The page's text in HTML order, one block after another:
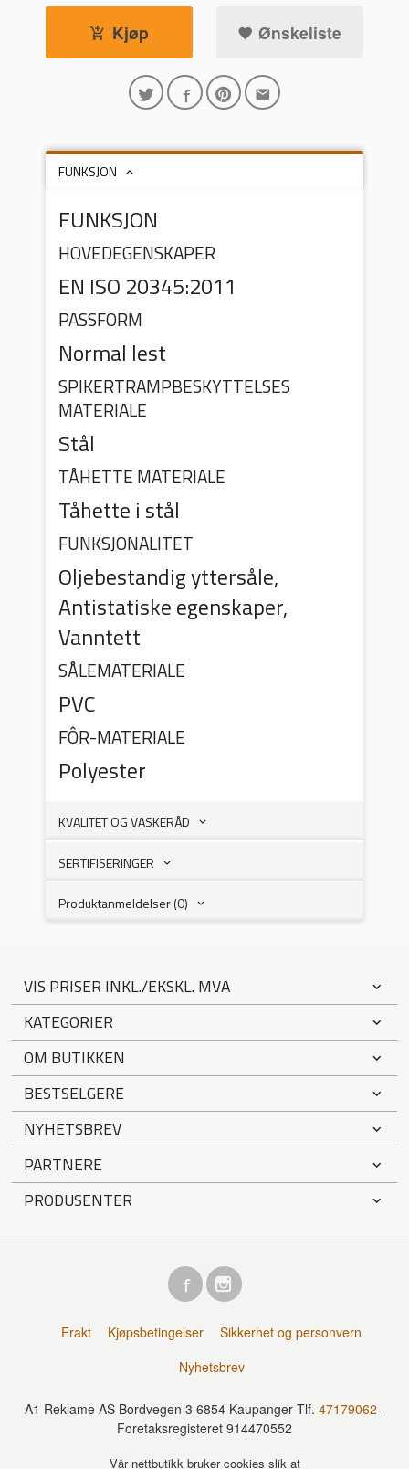
Kjøp Ønskeliste
FUNKSJON
FUNKSJON
HOVEDEGENSKAPER
EN ISO 20345:2011
PASSFORM
Normal lest
SPIKERTRAMPBESKYTTELSES
MATERIALE
Stål
TÅHETTE MATERIALE
Tåhette i stål
FUNKSJONALITET
Oljebestandig yttersåle,
Antistatiske egenskaper,
Vanntett
SÅLEMATERIALE
PVC
FÔR-MATERIALE
Polyester
KVALITET OG VASKERÅD
SERTIFISERINGER
Produktanmeldelser (0)
VIS PRISER INKL./EKSKL. MVA
KATEGORIER
OM BUTIKKEN
BESTSELGERE
NYHETSBREV
PARTNERE
PRODUSENTER
Frakt Kjøpsbetingelser
Sikkerhet og personvern
Nyhetsbrev
A1 Reklame AS Bordvegen 3 6854 Kaupanger Tlf. 47179062 -
Foretaksregisteret 914470552
Vår nettbutikk bruker cookies slik at